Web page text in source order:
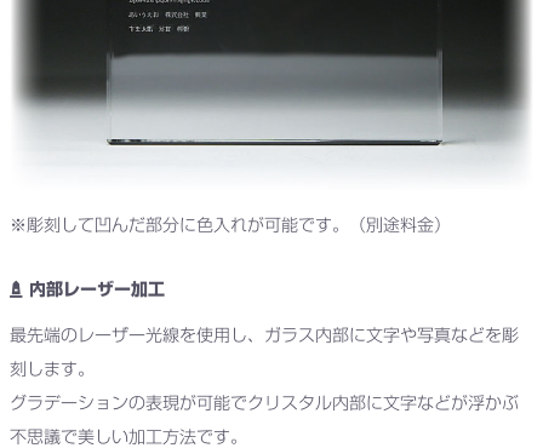
※彫刻して凹んだ部分に色入れが可能です。（別途料金）
内部レーザー加工
最先端のレーザー光線を使用し、ガラス内部に文字や写真などを彫
刻します。
グラデーションの表現が可能でクリスタル内部に文字などが浮かぶ
不思議で美しい加工方法です。